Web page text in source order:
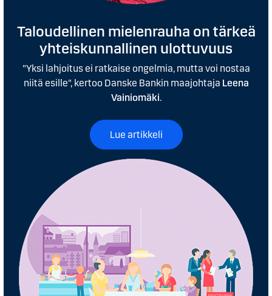
Taloudellinen mielenrauha on tärkeä
yhteiskunnallinen ulottuvuus
"Yksi lahjoitus ei ratkaise ongelmia, mutta voi nostaa
niitä esille", kertoo Danske Bankin maajohtaja Leena
Vainiomäki.
Lue artikkeli